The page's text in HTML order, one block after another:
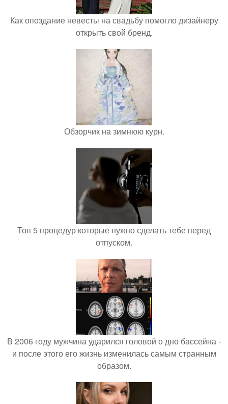
Как опоздание невесты на свадьбу помогло дизайнеру
открыть свой бренд.
Обзорчик на зимнюю курн.
Топ 5 процедур которые нужно сделать тебе перед
отпуском.
В 2006 году мужчина ударился головой о дно бассейна -
и после этого его жизнь изменилась самым странным
образом.